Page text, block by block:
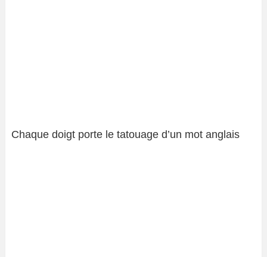
Chaque doigt porte le tatouage d’un mot anglais